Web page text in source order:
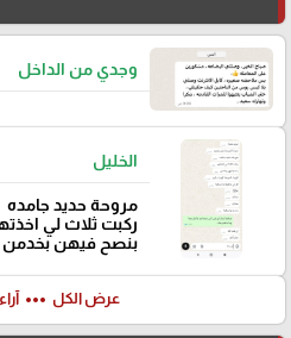
وجدي من الداخل
الخليل
مروحة حديد جامده
ركبت ثلاث لي
بنصح فيهن بخدمن
عرض الكل more_horiz